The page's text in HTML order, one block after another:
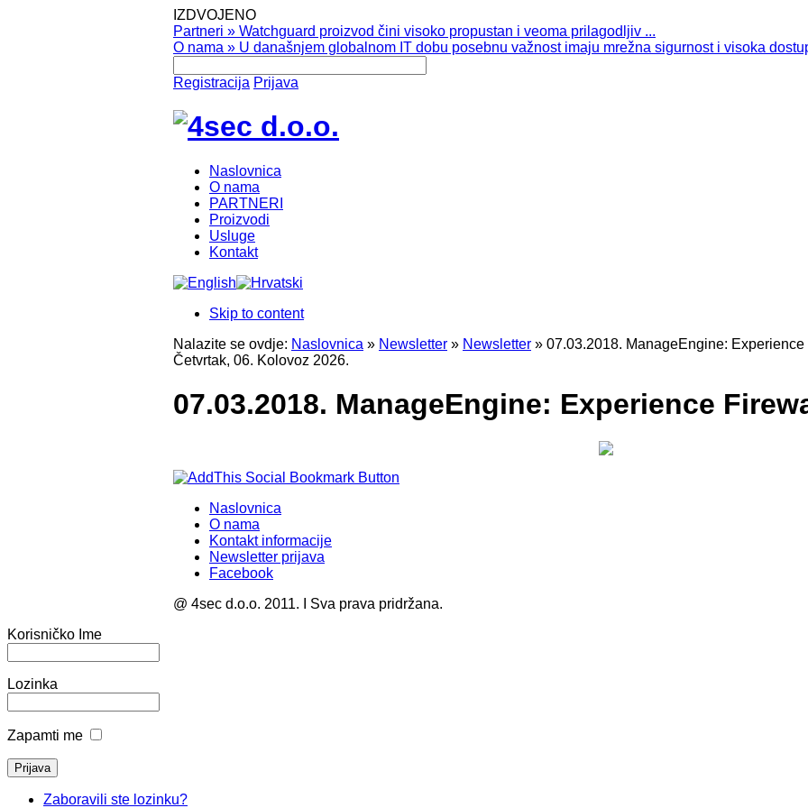
IZDVOJENO
Partneri » Watchguard proizvod čini visoko propustan i veoma prilagodljiv ...
O nama » U današnjem globalnom IT dobu posebnu važnost imaju mrežna sigurnost i visoka
Registracija Prijava
Naslovnica
O nama
PARTNERI
Proizvodi
Usluge
Kontakt
Skip to content
Nalazite se ovdje: Naslovnica » Newsletter » Newsletter » 07.03.2018. ManageEngine:
Četvrtak, 06. Kolovoz 2026.
07.03.2018. ManageEngine: Experience
Naslovnica
O nama
Kontakt informacije
Newsletter prijava
Facebook
@ 4sec d.o.o. 2011. I Sva prava pridržana.
Korisničko Ime
Lozinka
Zapamti me
Zaboravili ste lozinku?